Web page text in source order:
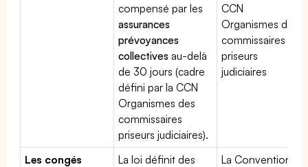
compensé par les
assurances
prévoyances
collectives au-delà
de 30 jours (cadre
défini par la CCN
Organismes des
commissaires
priseurs judiciaires).
CCN
Organismes des
commissaires
priseurs
judiciaires
Les congés
La loi définit des
La Convention